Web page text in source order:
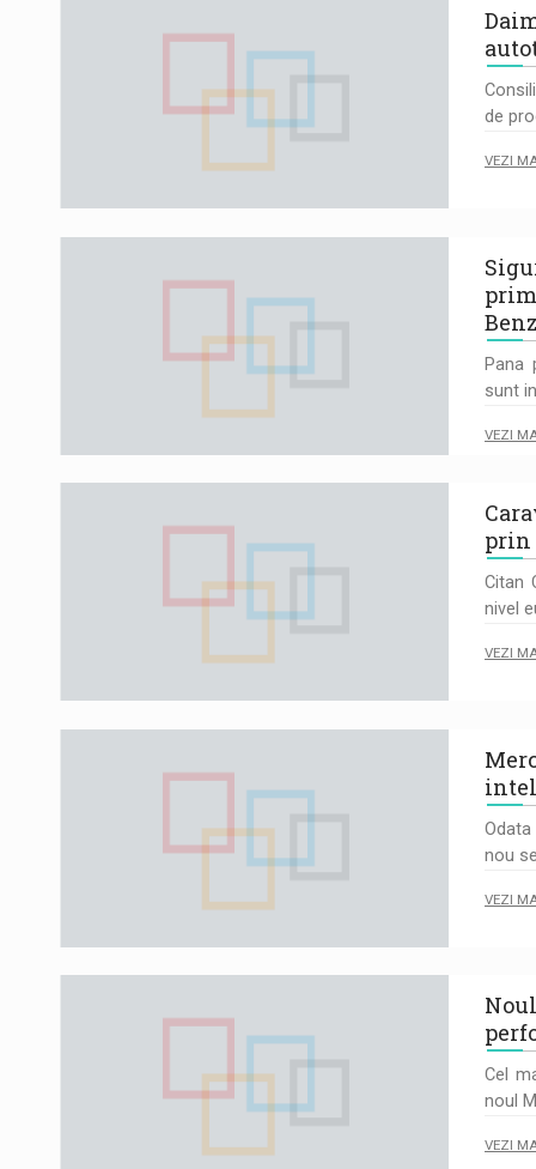
de
VEZI
Pana
sunt
VEZI
prin
Citan
nivel
VEZI
nou
VEZI
Cel
noul
VEZI